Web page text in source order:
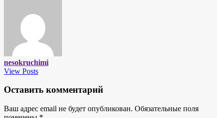
nesokruchimi
View Posts
Оставить комментарий
Ваш адрес email не будет опубликован. Обязательные поля